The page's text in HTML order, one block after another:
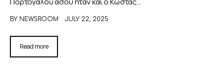
BY NEWSROOM JULY 22, 2025
Read more